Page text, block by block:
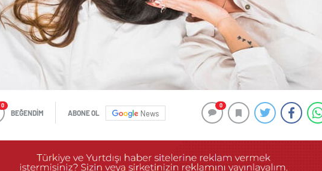
0
BEĞENDİM ABONE OL News
0